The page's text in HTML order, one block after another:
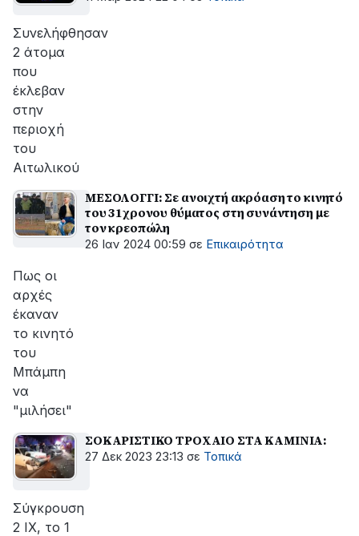
Συνελήφθησαν
2 άτομα
που
έκλεβαν
στην
περιοχή
του
Αιτωλικού
ΜΕΣΟΛΟΓΓΙ: Σε ανοιχτή ακρόαση το κινητό
του 31χρονου θύματος στη συνάντηση με
τον κρεοπώλη
26 Ιαν 2024 00:59 σε Επικαιρότητα
Πως οι
αρχές
έκαναν
το κινητό
του
Μπάμπη
να
"μιλήσει"
ΣΟΚΑΡΙΣΤΙΚΟ ΤΡΟΧΑΙΟ ΣΤΑ ΚΑΜΙΝΙΑ:
27 Δεκ 2023 23:13 σε Τοπικά
Σύγκρουση
2 ΙΧ, το 1